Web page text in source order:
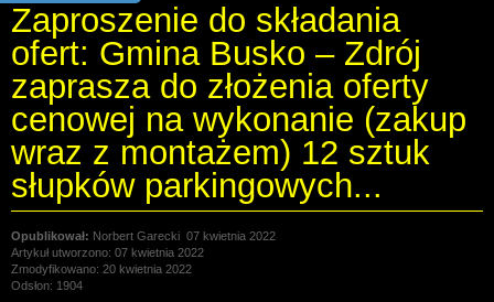
Zaproszenie do składania
ofert: Gmina Busko – Zdrój
zaprasza do złożenia oferty
cenowej na wykonanie (zakup
wraz z montażem) 12 sztuk
słupków parkingowych...
Norbert Garecki 07 kwietnia 2022
Artykuł utworzono: 07 kwietnia 2022
Zmodyfikowano: 20 kwietnia 2022
Odsłon: 1904